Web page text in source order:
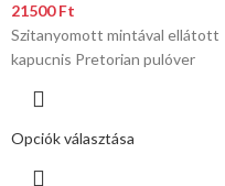
21500Ft
Szitanyomott mintával ellátott
kapucnis Pretorian pulóver
Opciók választása